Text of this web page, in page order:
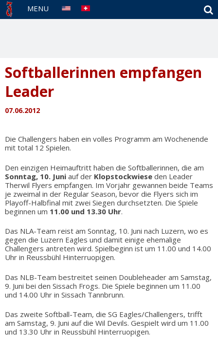
MENU
Softballerinnen empfangen
Leader
07.06.2012
Die Challengers haben ein volles Programm am Wochenende
mit total 12 Spielen.
Den einzigen Heimauftritt haben die Softballerinnen, die am
Sonntag, 10. Juni auf der Klopstockwiese den Leader
Therwil Flyers empfangen. Im Vorjahr gewannen beide Teams
je zweimal in der Regular Season, bevor die Flyers sich im
Playoff-Halbfinal mit zwei Siegen durchsetzten. Die Spiele
beginnen um 11.00 und 13.30 Uhr.
Das NLA-Team reist am Sonntag, 10. Juni nach Luzern, wo es
gegen die Luzern Eagles und damit einige ehemalige
Challengers antreten wird. Spielbeginn ist um 11.00 und 14.00
Uhr in Reussbühl Hinterruopigen.
Das NLB-Team bestreitet seinen Doubleheader am Samstag,
9. Juni bei den Sissach Frogs. Die Spiele beginnen um 11.00
und 14.00 Uhr in Sissach Tannbrunn.
Das zweite Softball-Team, die SG Eagles/Challengers, trifft
am Samstag, 9. Juni auf die Wil Devils. Gespielt wird um 11.00
und 13.30 Uhr in Reussbühl Hinterruopigen.